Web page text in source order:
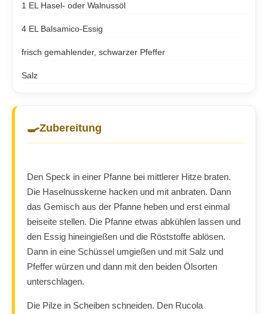
1 EL Hasel- oder Walnussöl
4 EL Balsamico-Essig
frisch gemahlender, schwarzer Pfeffer
Salz
🍳Zubereitung
Den Speck in einer Pfanne bei mittlerer Hitze braten.
Die Haselnusskerne hacken und mit anbraten. Dann
das Gemisch aus der Pfanne heben und erst einmal
beiseite stellen. Die Pfanne etwas abkühlen lassen und
den Essig hineingießen und die Röststoffe ablösen.
Dann in eine Schüssel umgießen und mit Salz und
Pfeffer würzen und dann mit den beiden Ölsorten
unterschlagen.
Die Pilze in Scheiben schneiden. Den Rucola